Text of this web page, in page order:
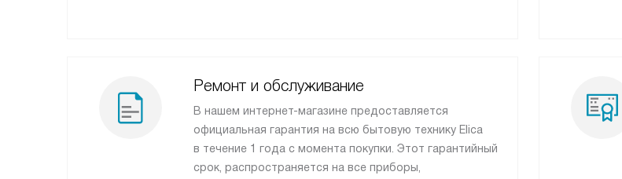
Ремонт и обслуживание
В нашем интернет-магазине предоставляется
официальная гарантия на всю бытовую технику Elica
в течение 1 года с момента покупки. Этот гарантийный
срок, распространяется на все приборы,